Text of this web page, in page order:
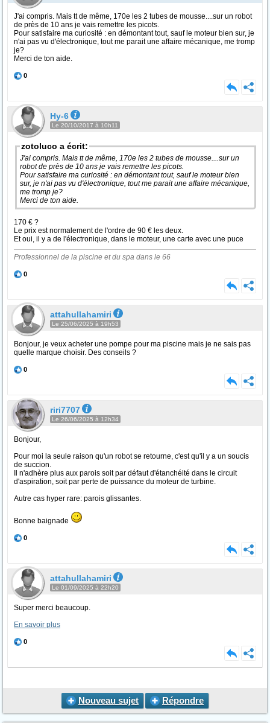
J'ai compris. Mais tt de même, 170e les 2 tubes de mousse....sur un robot
de près de 10 ans je vais remettre les picots.
Pour satisfaire ma curiosité : en démontant tout, sauf le moteur bien sur, je
n'ai pas vu d'électronique, tout me parait une affaire mécanique, me tromp
je?
Merci de ton aide.
0
Hy-6
Le 20/10/2017 à 10h11
zotoluco a écrit:
J'ai compris. Mais tt de même, 170e les 2 tubes de mousse....sur un
robot de près de 10 ans je vais remettre les picots.
Pour satisfaire ma curiosité : en démontant tout, sauf le moteur bien
sur, je n'ai pas vu d'électronique, tout me parait une affaire mécanique,
me tromp je?
Merci de ton aide.
170 € ?
Le prix est normalement de l'ordre de 90 € les deux.
Et oui, il y a de l'électronique, dans le moteur, une carte avec une puce
Professionnel de la piscine et du spa dans le 66
0
attahullahamiri
Le 25/06/2025 à 19h53
Bonjour, je veux acheter une pompe pour ma piscine mais je ne sais pas
quelle marque choisir. Des conseils ?
0
riri7707
Le 26/06/2025 à 12h34
Bonjour,
Pour moi la seule raison qu'un robot se retourne, c'est qu'il y a un soucis
de succion.
Il n'adhère plus aux parois soit par défaut d'étanchéité dans le circuit
d'aspiration, soit par perte de puissance du moteur de turbine.
Autre cas hyper rare: parois glissantes.
Bonne baignade
0
attahullahamiri
Le 01/09/2025 à 22h20
Super merci beaucoup.
En savoir plus
0
Nouveau sujet Répondre